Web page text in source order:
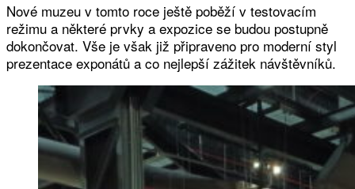
Nové muzeu v tomto roce ještě poběží v testovacím
režimu a některé prvky a expozice se budou postupně
dokončovat. Vše je však již připraveno pro moderní styl
prezentace exponátů a co nejlepší zážitek návštěvníků.